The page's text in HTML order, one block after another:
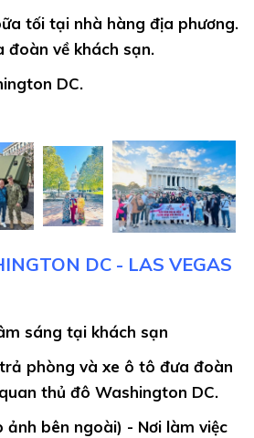
tối tại nhà hàng địa phương.
đoàn về khách sạn.
DC.
DC - LAS VEGAS
sáng tại khách sạn
phòng và xe ô tô đưa đoàn
thủ đô Washington DC.
ảnh bên ngoài) - Nơi làm việc